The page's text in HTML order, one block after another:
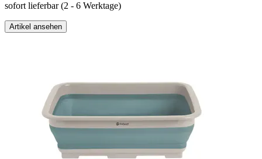
sofort lieferbar(2 - 6 Werktage)
Artikel ansehen